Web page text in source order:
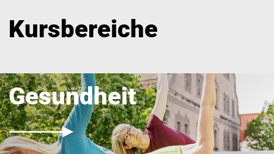
Kursbereiche
Gesundheit